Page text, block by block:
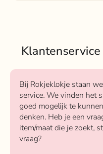
Klantenservice
Bij Rokjeklokje staan
service. We vinden het
goed mogelijk te
denken. Heb je een
item/maat die je zoekt,
vraag?